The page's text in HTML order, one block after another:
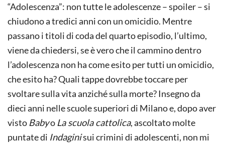
“Adolescenza”: non tutte le adolescenze – spoiler – si
chiudono a tredici anni con un omicidio. Mentre
passano i titoli di coda del quarto episodio, l’ultimo,
viene da chiedersi, se è vero che il cammino dentro
l’adolescenza non ha come esito per tutti un omicidio,
che esito ha? Quali tappe dovrebbe toccare per
svoltare sulla vita anziché sulla morte? Insegno da
dieci anni nelle scuole superiori di Milano e, dopo aver
visto Babyo La scuola cattolica, ascoltato molte
puntate di Indaginisui crimini di adolescenti, non mi